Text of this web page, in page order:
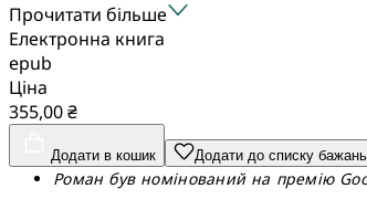
Прочитати більше
Електронна книга
epub
Ціна
355,00 ₴
Додати в кошик Додати до списку бажань
Роман був номінований на премію